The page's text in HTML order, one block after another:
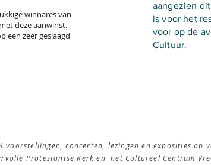
winnares van
deze aanwinst.
een zeer geslaagd
aangezien
is voor het
voor op de
Cultuur.
concerten, lezingen en exposities op
Protestantse Kerk en het Cultureel Centrum